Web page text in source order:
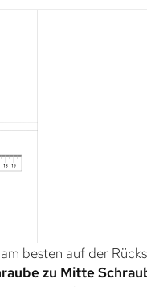
besten auf der
zu Mitte